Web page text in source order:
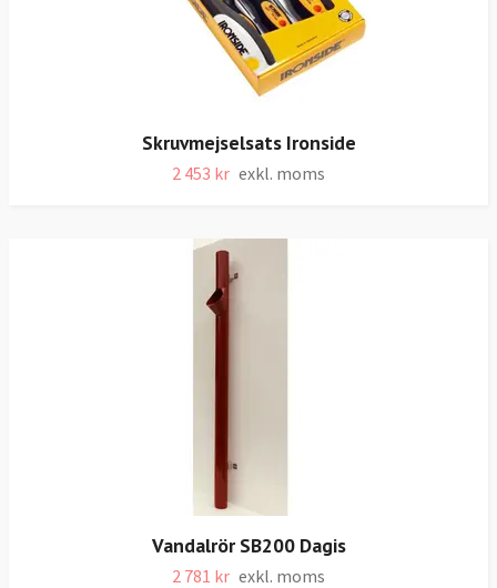
Skruvmejselsats Ironside
2 453 kr exkl. moms
Vandalrör SB200 Dagis
2 781 kr exkl. moms